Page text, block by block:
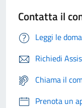
Contatta il
Leggi le
Richiedi
Chiama il
Prenota un